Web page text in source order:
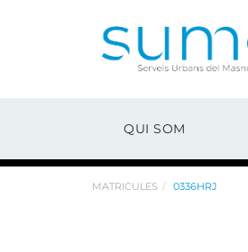
QUI SOM
MATRICULES 0336HRJ